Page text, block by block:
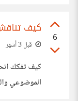
6
كيف
قبل 3 أشهر